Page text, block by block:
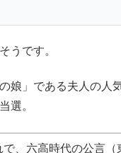
うです。
娘」である夫人の人
選。
で、六高時代の公言（